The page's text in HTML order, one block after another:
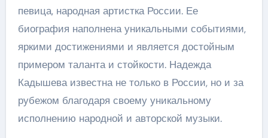
певица, народная артистка России. Ее
биография наполнена уникальными событиями,
яркими достижениями и является достойным
примером таланта и стойкости. Надежда
Кадышева известна не только в России, но и за
рубежом благодаря своему уникальному
исполнению народной и авторской музыки.